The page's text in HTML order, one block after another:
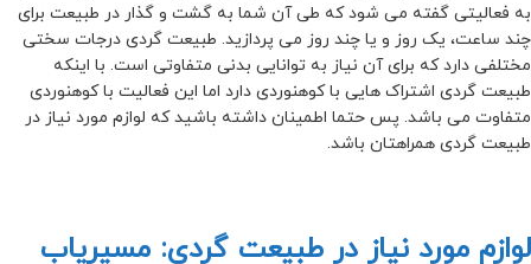
به فعالیتی گفته می شود که طی آن شما به گشت و گذار در طبیعت برای
چند ساعت، یک روز و یا چند روز می پردازید. طبیعت گردی درجات سختی
مختلفی دارد که برای آن نیاز به توانایی بدنی متفاوتی است. با اینکه
طبیعت گردی اشتراک هایی با کوهنوردی دارد اما این فعالیت با کوهنوردی
متفاوت می باشد. پس حتما اطمینان داشته باشید که لوازم مورد نیاز در
طبیعت گردی همراهتان باشد.
لوازم مورد نیاز در طبیعت گردی: مسیریاب